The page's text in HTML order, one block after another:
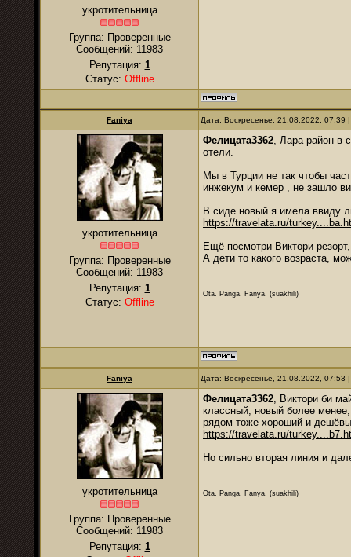
укротительница
Группа: Проверенные
Сообщений: 11983
Репутация: 1
Статус: Offline
Faniya Дата: Воскресенье, 21.08.2022,
укротительница
Группа: Проверенные
Сообщений: 11983
Репутация: 1
Статус: Offline
Фелицата3362, Лара район в
отели.
Мы в Турции не так чтобы
инжекум и кемер , не зашло
В сиде новый я имела ввиду
https://travelata.ru/
Ещё посмотри Виктори
А дети то какого возраста,
Ota. Panga. Fanya. (suakhili)
Faniya Дата: Воскресенье, 21.08.2022,
укротительница
Группа: Проверенные
Сообщений: 11983
Репутация: 1
Фелицата3362, Виктори би
классный, новый более
рядом тоже хороший и
https://travelata.ru/
Но сильно вторая линия и
Ota. Panga. Fanya. (suakhili)